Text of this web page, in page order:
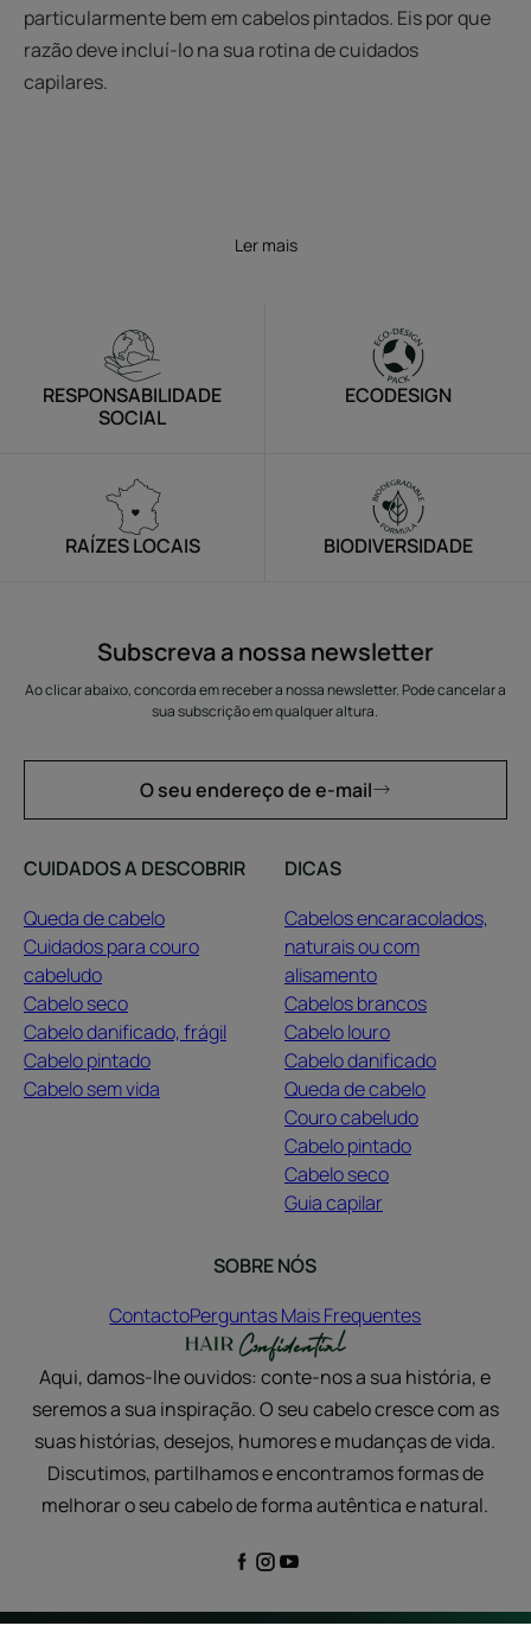
particularmente bem em cabelos pintados. Eis por que
razão deve incluí-lo na sua rotina de cuidados
capilares.
Ler mais
RESPONSABILIDADE
SOCIAL
ECODESIGN
RAÍZES LOCAIS BIODIVERSIDADE
Subscreva a nossa newsletter
Ao clicar abaixo, concorda em receber a nossa newsletter. Pode cancelar a
sua subscrição em qualquer altura.
O seu endereço de e-mail
CUIDADOS A DESCOBRIR
Queda de cabelo
Cuidados para couro
cabeludo
Cabelo seco
Cabelo danificado, frágil
Cabelo pintado
Cabelo sem vida
DICAS
Cabelos encaracolados,
naturais ou com
alisamento
Cabelos brancos
Cabelo louro
Cabelo danificado
Queda de cabelo
Couro cabeludo
Cabelo pintado
Cabelo seco
Guia capilar
SOBRE NÓS
ContactoPerguntas Mais Frequentes
Aqui, damos-lhe ouvidos: conte-nos a sua história, e
seremos a sua inspiração. O seu cabelo cresce com as
suas histórias, desejos, humores e mudanças de vida.
Discutimos, partilhamos e encontramos formas de
melhorar o seu cabelo de forma autêntica e natural.